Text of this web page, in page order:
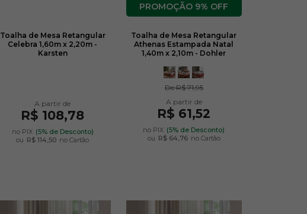
Toalha de Mesa Retangular
Celebra 1,60m x 2,20m -
Karsten
R$ 108,78
no PIX (5% de Desconto)
ou R$ 114,50 no Cartão
9% OFF
Toalha de Mesa Retangular
Athenas Estampada Natal
1,40m x 2,10m - Dohler
DeR$ 71,95
R$ 61,52
no PIX (5% de Desconto)
ou R$ 64,76 no Cartão